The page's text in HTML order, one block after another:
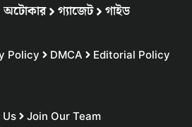
অটোকার গ্যাজেট গাইড
Policy DMCA
Editorial Policy
Join Our Team